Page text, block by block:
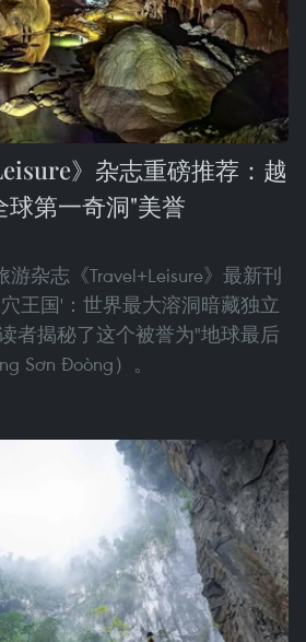
》杂志重磅推荐：越
第一奇洞"美誉
杂志《Travel+Leisure》最新刊
王国'：世界最大溶洞暗藏独立
者揭秘了这个被誉为"地球最后
Sơn Đoòng）。